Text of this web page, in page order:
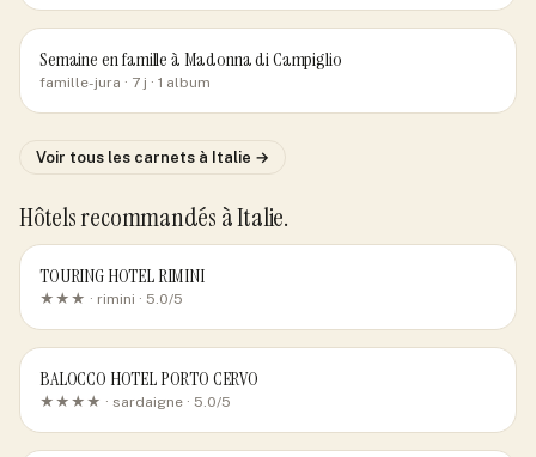
Semaine en famille à Madonna di Campiglio
famille-jura · 7 j · 1 album
Voir tous les carnets à Italie →
Hôtels recommandés à Italie.
TOURING HOTEL RIMINI
★★★ · rimini · 5.0/5
BALOCCO HOTEL PORTO CERVO
★★★★ · sardaigne · 5.0/5